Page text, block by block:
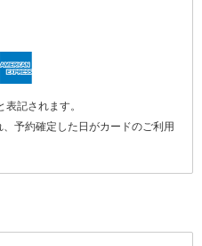
記されます。
予約確定した日がカードのご利用